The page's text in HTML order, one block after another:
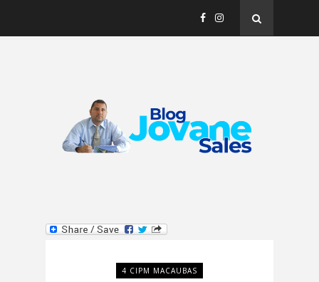
4 CIPM MACAUBAS